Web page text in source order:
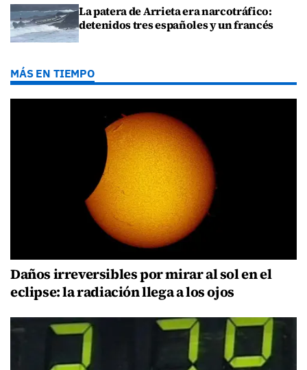
La patera de Arrieta era narcotráfico:
detenidos tres españoles y un francés
MÁS EN TIEMPO
Daños irreversibles por mirar al sol en el
eclipse: la radiación llega a los ojos